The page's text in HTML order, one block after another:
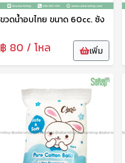
ขวดน้ำอบไทย ขนาด 60cc. ซ้ง
฿ 80 / โหล เพิ่ม